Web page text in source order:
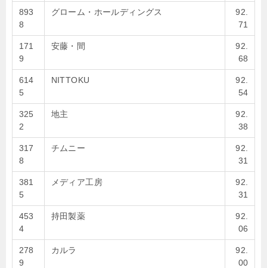
893
8
グローム・ホールディングス
92.
71
171
9
安藤・間
92.
68
614
5
NITTOKU
92.
54
325
2
地主
92.
38
317
8
チムニー
92.
31
381
5
メディア工房
92.
31
453
4
持田製薬
92.
06
278
9
カルラ
92.
00